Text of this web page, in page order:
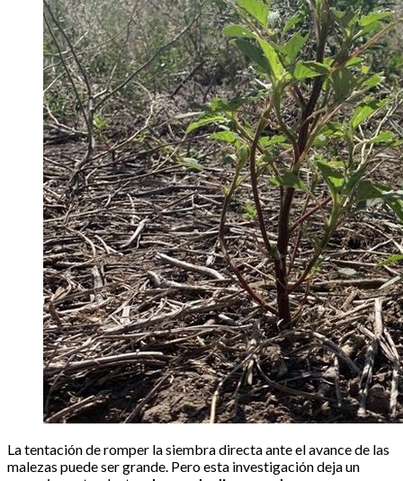
La tentación de romper la siembra directa ante el avance de las
malezas puede ser grande. Pero esta investigación deja un